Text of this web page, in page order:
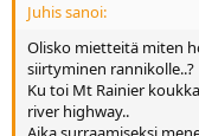
Juhis sanoi:
Olisko mietteitä miten
siirtyminen rannikolle..?
Ku toi Mt Rainier
river highway..